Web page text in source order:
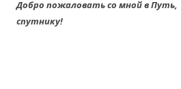
Добро пожаловать со мной в Путь,
спутнику!